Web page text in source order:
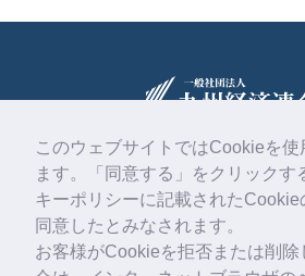
このウェブサイトではCookieを使
ます。「同意する」をクリックす
キーポリシーに記載されたCookie
同意したとみなされます。
お客様がCookieを拒否または削除
〒810-0004
福岡市中央区渡辺通2丁目1番82
092-761-